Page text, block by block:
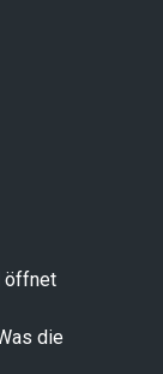
öffnet
die